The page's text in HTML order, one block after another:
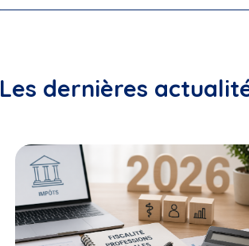
Les dernières